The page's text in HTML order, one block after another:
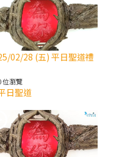
頌頌歌 – 太陽與生態音
逝教宗方濟各（下）
頌頌歌 – 太陽與生態音
已逝教宗方濟各（上）
你做【將臨期避靜】—
利他與內化
02/28 (五) 平日聖道禮
位瀏覽
日聖道